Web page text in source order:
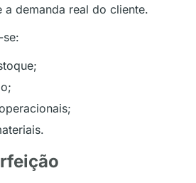
a demanda real do cliente.